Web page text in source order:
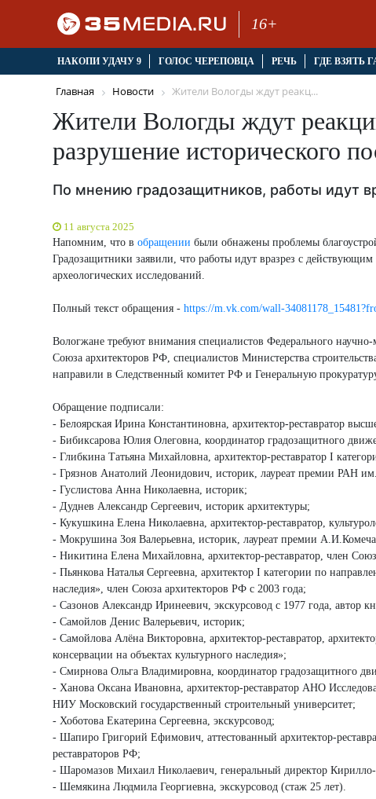
16+
НАКОПИ УДАЧУ 9 ГОЛОС ЧЕРЕПОВЦА РЕЧЬ ГДЕ ВЗЯТЬ
Главная Новости Жители Вологды ждут реакц...
Жители Вологды ждут
разрушение исторического
По мнению градозащитников, работы идут
11 августа 2025
Напомним, что в обращении были обнажены проблемы
Градозащитники заявили, что работы идут вразрез с
археологических исследований.
Полный текст обращения - https://m.vk.com/wall-
Вологжане требуют внимания специалистов Федерального
Союза архитекторов РФ, специалистов Министерства
направили в Следственный комитет РФ и Генеральную
Обращение подписали:
- Белоярская Ирина Константиновна, архитектор-реставратор
- Бибиксарова Юлия Олеговна, координатор градозащитного
- Глибкина Татьяна Михайловна, архитектор-реставратор I
- Грязнов Анатолий Леонидович, историк, лауреат премии РАН
- Гуслистова Анна Николаевна, историк;
- Дуднев Александр Сергеевич, историк архитектуры;
- Кукушкина Елена Николаевна, архитектор-реставратор,
- Мокрушина Зоя Валерьевна, историк, лауреат премии
- Никитина Елена Михайловна, архитектор-реставратор, член
- Пьянкова Наталья Сергеевна, архитектор I категории по
наследия», член Союза архитекторов РФ с 2003 года;
- Сазонов Александр Иринеевич, экскурсовод с 1977 года, автор
- Самойлов Денис Валерьевич, историк;
- Самойлова Алёна Викторовна, архитектор-реставратор,
консервации на объектах культурного наследия»;
- Смирнова Ольга Владимировна, координатор градозащитного
- Ханова Оксана Ивановна, архитектор-реставратор АНО
НИУ Московский государственный строительный университет;
- Хоботова Екатерина Сергеевна, экскурсовод;
- Шапиро Григорий Ефимович, аттестованный архитектор-
реставраторов РФ;
- Шаромазов Михаил Николаевич, генеральный директор Кирилло-
- Шемякина Людмила Георгиевна, экскурсовод (стаж 25 лет).